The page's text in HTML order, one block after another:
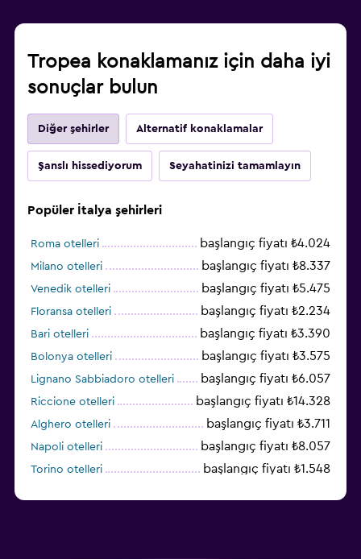
Tropea konaklamanız için daha iyi
sonuçlar bulun
Diğer şehirler Alternatif konaklamalar
Şanslı hissediyorum Seyahatinizi tamamlayın
Popüler İtalya şehirleri
Roma otelleri başlangıç fiyatı ₺4.024
Milano otelleri başlangıç fiyatı ₺8.337
Venedik otelleri başlangıç fiyatı ₺5.475
Floransa otelleri başlangıç fiyatı ₺2.234
Bari otelleri başlangıç fiyatı ₺3.390
Bolonya otelleri başlangıç fiyatı ₺3.575
Lignano Sabbiadoro otelleri başlangıç fiyatı ₺6.057
Riccione otelleri başlangıç fiyatı ₺14.328
Alghero otelleri başlangıç fiyatı ₺3.711
Napoli otelleri başlangıç fiyatı ₺8.057
Torino otelleri başlangıç fiyatı ₺1.548